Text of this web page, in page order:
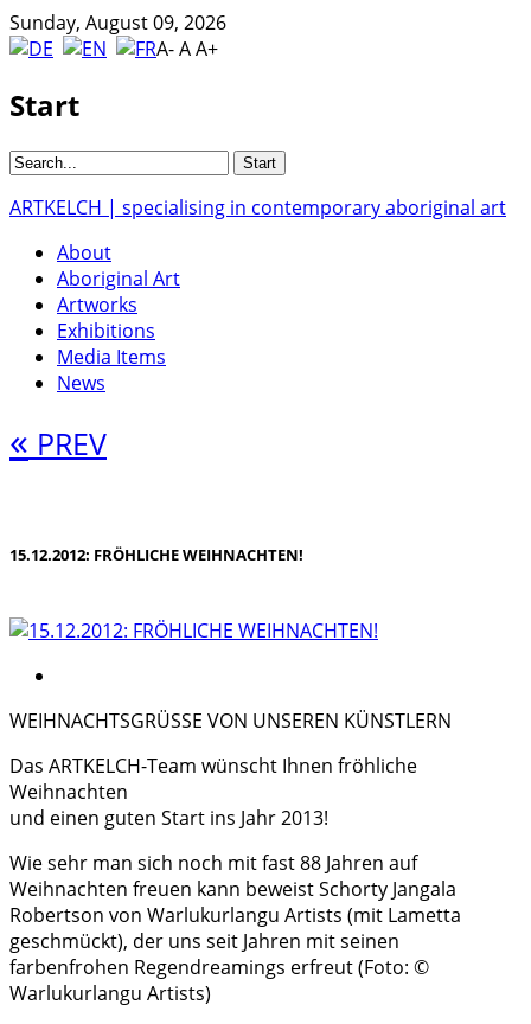
Sunday, August 09, 2026
A-AA+
Start
ARTKELCH | specialising in contemporary aboriginal art
About
Aboriginal Art
Artworks
Exhibitions
Media Items
News
« PREV
15.12.2012: FRÖHLICHE WEIHNACHTEN!
WEIHNACHTSGRÜSSE VON UNSEREN KÜNSTLERN
Das ARTKELCH-Team wünscht Ihnen fröhliche
Weihnachten
und einen guten Start ins Jahr 2013!
Wie sehr man sich noch mit fast 88 Jahren auf
Weihnachten freuen kann beweist Schorty Jangala
Robertson von Warlukurlangu Artists (mit Lametta
geschmückt), der uns seit Jahren mit seinen
farbenfrohen Regendreamings erfreut (Foto: ©
Warlukurlangu Artists)